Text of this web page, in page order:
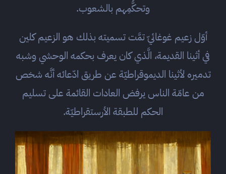
وتحكُّمِهم بالشعوب.
أوّل زعيم غوغائيّ تمَّت تسميته بذلك هو الزعيم كلين
في أثينا القديمة، الَّذي كان يعرف بحكمه الوحشي وشبه
تدميره لأثينا الديموقراطيّة عن طريق ادّعائه أنَّه شخص
من عامّة الناس يرفض العادات القائمة على تسليم
الحكم للطبقة الأرستقراطيّة.